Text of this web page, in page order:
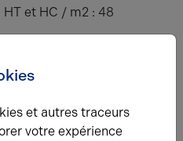
et HC / m2 : 48
Type
Activités
et autres traceurs
votre expérience